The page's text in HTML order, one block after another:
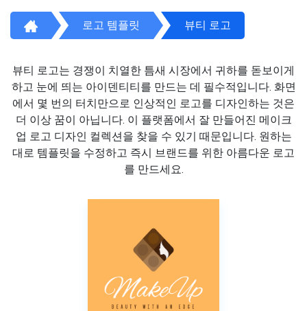
로고 템플릿 뷰티 로고
뷰티 로고는 경쟁이 치열한 틈새 시장에서 귀하를 돋보이게
하고 눈에 띄는 아이덴티티를 만드는 데 필수적입니다. 화면
에서 몇 번의 터치만으로 인상적인 로고를 디자인하는 것은
더 이상 꿈이 아닙니다. 이 플랫폼에서 잘 만들어진 메이크
업 로고 디자인 컬렉션을 찾을 수 있기 때문입니다. 원하는
대로 템플릿을 수정하고 즉시 브랜드를 위한 아름다운 로고
를 만드세요.